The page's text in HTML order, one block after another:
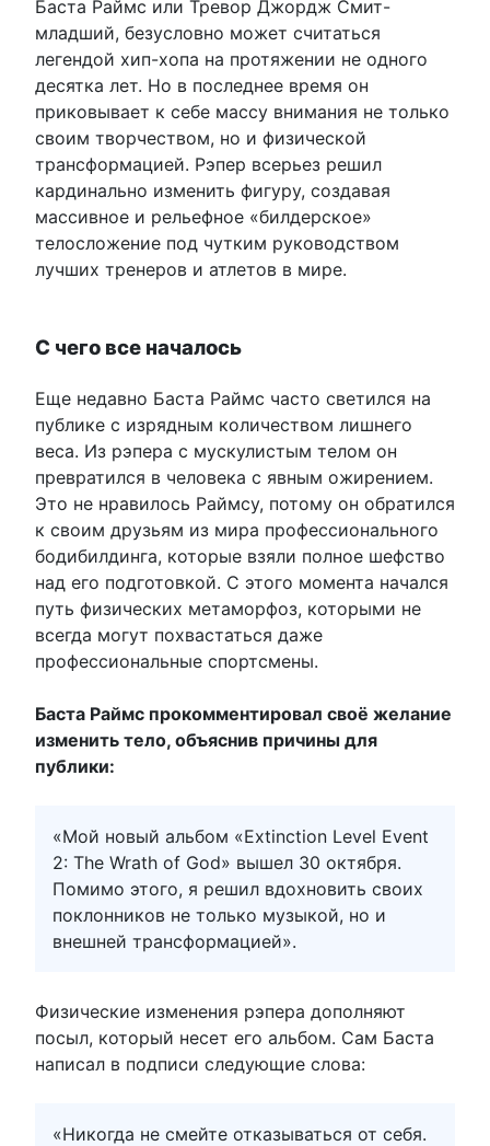
Баста Раймс или Тревор Джордж Смит-
младший, безусловно может считаться
легендой хип-хопа на протяжении не одного
десятка лет. Но в последнее время он
приковывает к себе массу внимания не только
своим творчеством, но и физической
трансформацией. Рэпер всерьез решил
кардинально изменить фигуру, создавая
массивное и рельефное «билдерское»
телосложение под чутким руководством
лучших тренеров и атлетов в мире.
С чего все началось
Еще недавно Баста Раймс часто светился на
публике с изрядным количеством лишнего
веса. Из рэпера с мускулистым телом он
превратился в человека с явным ожирением.
Это не нравилось Раймсу, потому он обратился
к своим друзьям из мира профессионального
бодибилдинга, которые взяли полное шефство
над его подготовкой. С этого момента начался
путь физических метаморфоз, которыми не
всегда могут похвастаться даже
профессиональные спортсмены.
Баста Раймс прокомментировал своё желание
изменить тело, объяснив причины для
публики:
«Мой новый альбом «Extinction Level Event
2: The Wrath of God» вышел 30 октября.
Помимо этого, я решил вдохновить своих
поклонников не только музыкой, но и
внешней трансформацией».
Физические изменения рэпера дополняют
посыл, который несет его альбом. Сам Баста
написал в подписи следующие слова:
«Никогда не смейте отказываться от себя.